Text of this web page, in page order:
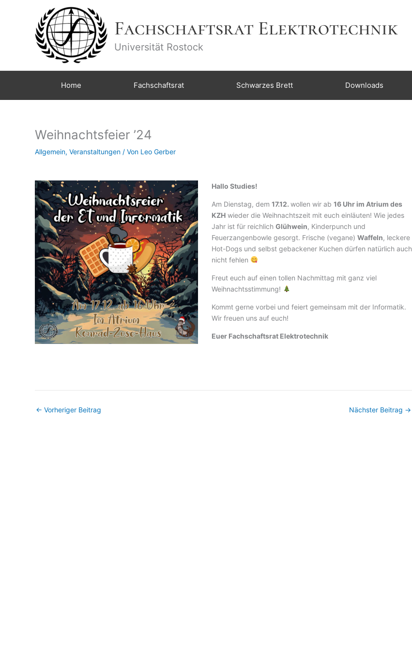
Fachschaftsrat Elektrotechnik
Universität Rostock
Home Fachschaftsrat Schwarzes Brett Downloads
Weihnachtsfeier ’24
Allgemein, Veranstaltungen / Von Leo Gerber
Hallo Studies!
Am Dienstag, dem 17.12. wollen wir ab 16 Uhr im Atrium des
KZHwieder die Weihnachtszeit mit euch einläuten! Wie jedes
Jahr ist für reichlich Glühwein, Kinderpunch und
Feuerzangenbowle gesorgt. Frische (vegane) Waffeln, leckere
Hot-Dogs und selbst gebackener Kuchen dürfen natürlich auch
nicht fehlen
Freut euch auf einen tollen Nachmittag mit ganz viel
Weihnachtsstimmung!
Kommt gerne vorbei und feiert gemeinsam mit der Informatik.
Wir freuen uns auf euch!
Euer Fachschaftsrat Elektrotechnik
← Vorheriger Beitrag Nächster Beitrag →